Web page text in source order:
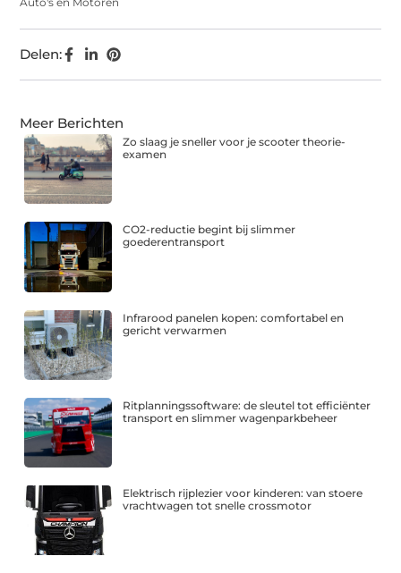
Delen:
Meer Berichten
Zo slaag je sneller voor je scooter theorie-
examen
CO2-reductie begint bij slimmer
goederentransport
Infrarood panelen kopen: comfortabel en
gericht verwarmen
Ritplanningssoftware: de sleutel tot efficiënter
transport en slimmer wagenparkbeheer
Elektrisch rijplezier voor kinderen: van stoere
vrachtwagen tot snelle crossmotor